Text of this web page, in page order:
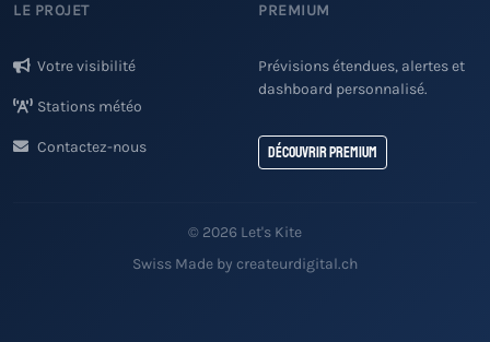
LE PROJET
Votre visibilité
Stations météo
Contactez-nous
PREMIUM
Prévisions étendues, alertes et
dashboard personnalisé.
Découvrir Premium
© 2026 Let's Kite
Swiss Made by createurdigital.ch